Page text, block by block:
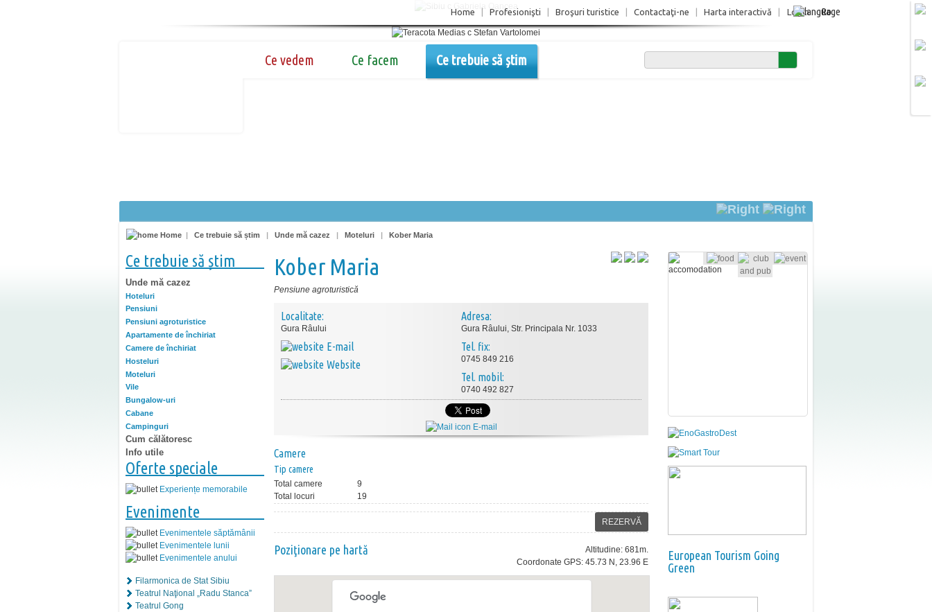
Login Ro
Home Profesionişti Broşuri turistice Contactaţi-ne Harta interactivă
Ce vedem Ce facem Ce trebuie să știm
Home | Ce trebuie să știm | Unde mă cazez | Moteluri | Kober Maria
Ce trebuie să știm
Unde mă cazez
Hoteluri
Pensiuni
Pensiuni agroturistice
Apartamente de închiriat
Camere de închiriat
Hosteluri
Moteluri
Vile
Bungalow-uri
Cabane
Campinguri
Cum călătoresc
Info utile
Oferte speciale
Experiențe memorabile
Evenimente
Evenimentele săptămânii
Evenimentele lunii
Evenimentele anului
Filarmonica de Stat Sibiu
Teatrul Naţional „Radu Stanca”
Teatrul Gong
Kober Maria
Pensiune agroturistică
Localitate:
Gura Râului
E-mail
Website
Adresa:
Gura Râului, Str. Principala Nr. 1033
Tel. fix:
0745 849 216
Tel. mobil:
0740 492 827
E-mail
Camere
Tip camere
Total camere
9
Total locuri
19
REZERVĂ
Altitudine: 681m.
Coordonate GPS: 45.73 N, 23.96 E
Poziţionare pe hartă
European Tourism Going
Green